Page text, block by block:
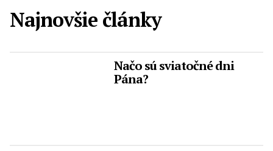
Najnovšie články
Načo sú sviatočné dni
Pána?